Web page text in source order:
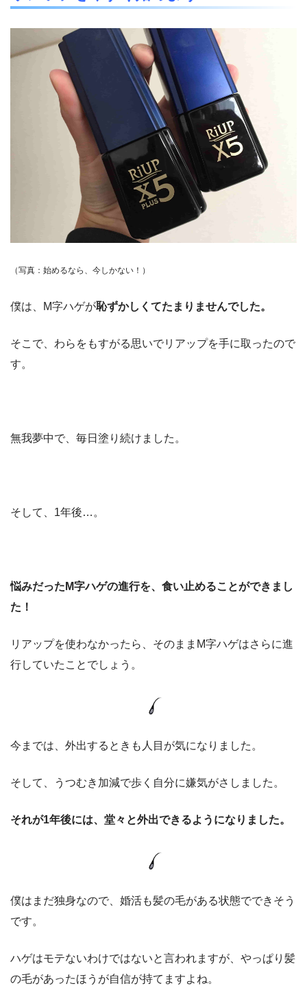
（写真：始めるなら、今しかない！）
僕は、M字ハゲが恥ずかしくてたまりませんでした。
そこで、わらをもすがる思いでリアップを手に取ったので
す。
無我夢中で、毎日塗り続けました。
そして、1年後…。
悩みだったM字ハゲの進行を、食い止めることができまし
た！
リアップを使わなかったら、そのままM字ハゲはさらに進
行していたことでしょう。
今までは、外出するときも人目が気になりました。
そして、うつむき加減で歩く自分に嫌気がさしました。
それが1年後には、堂々と外出できるようになりました。
僕はまだ独身なので、婚活も髪の毛がある状態でできそう
です。
ハゲはモテないわけではないと言われますが、やっぱり髪
の毛があったほうが自信が持てますよね。